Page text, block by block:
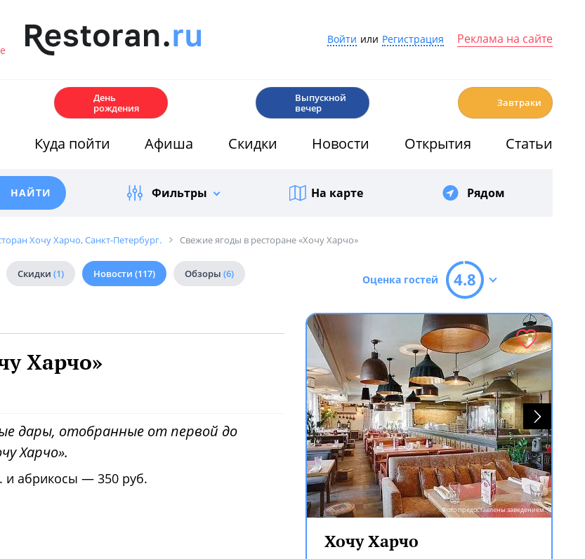
Войти или Регистрация Реклама на сайте
День
рождения
Выпускной
вечер
Завтраки
Куда пойти Афиша Скидки Новости Открытия Статьи
Фильтры На карте Рядом
Хочу Харчо, Санкт-Петербург. Свежие ягоды в ресторане «Хочу Харчо»
Скидки (1) Новости (117) Обзоры (6)
Харчо»
дары, отобранные от первой до
Харчо».
и абрикосы ― 350 руб.
Оценка гостей 4.8
Фото предоставлены заведением
Хочу Харчо